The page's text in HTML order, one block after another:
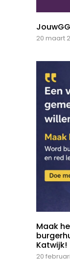
20 maart
Maak
Katwijk!
20